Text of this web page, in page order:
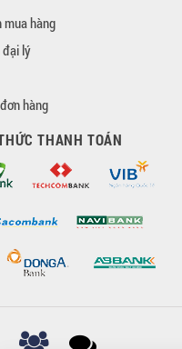
mua hàng
đại lý
hàng
THANH TOÁN